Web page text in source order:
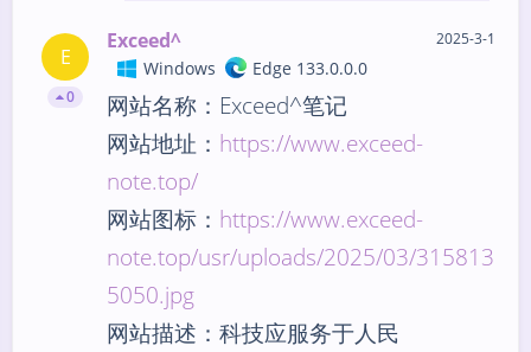
E
0
Exceed^
Windows Edge 133.0.0.0
2025-3-1
网站名称：Exceed^笔记
网站地址： https://www.exceed-
note.top/
网站图标： https://www.exceed-
note.top/usr/uploads/2025/03/315813
5050.jpg
网站描述：科技应服务于人民